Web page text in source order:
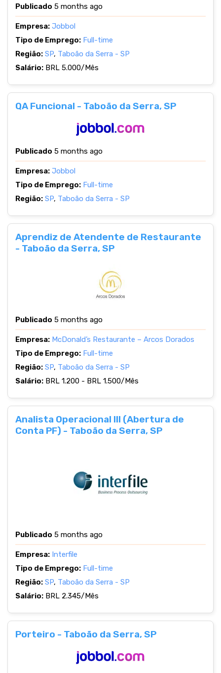
Publicado 5 months ago
Empresa: Jobbol
Tipo de Emprego: Full-time
Região: SP, Taboão da Serra - SP
Salário: BRL 5.000/Mês
QA Funcional - Taboão da Serra, SP
Publicado 5 months ago
Empresa: Jobbol
Tipo de Emprego: Full-time
Região: SP, Taboão da Serra - SP
Aprendiz de Atendente de Restaurante
- Taboão da Serra, SP
Publicado 5 months ago
Empresa: McDonald’s Restaurante – Arcos Dorados
Tipo de Emprego: Full-time
Região: SP, Taboão da Serra - SP
Salário: BRL 1.200 - BRL 1.500/Mês
Analista Operacional III (Abertura de
Conta PF) - Taboão da Serra, SP
Publicado 5 months ago
Empresa: Interfile
Tipo de Emprego: Full-time
Região: SP, Taboão da Serra - SP
Salário: BRL 2.345/Mês
Porteiro - Taboão da Serra, SP